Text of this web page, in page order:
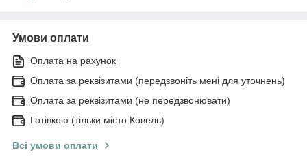
Умови оплати
Оплата на рахунок
Оплата за реквізитами (передзвоніть мені для уточнень)
Оплата за реквізитами (не передзвонювати)
Готівкою (тільки місто Ковель)
Всі умови оплати